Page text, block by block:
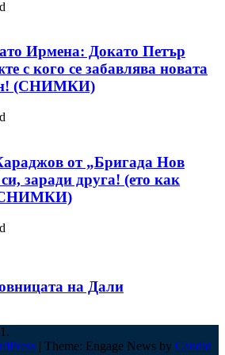
Ирмена: Докато Петър
с кого се забавлява новата
(СНИМКИ)
от „Бригада Нов
заради друга! (ето как
СНИМКИ)
на Дали
| Theme: Engage News by Candid